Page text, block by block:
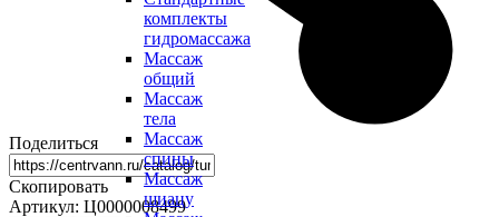
комплекты
гидромассажа
Массаж
общий
Массаж
тела
Массаж
спины
Массаж
шиацу
Поделиться
Скопировать
Артикул: Ц0000008499